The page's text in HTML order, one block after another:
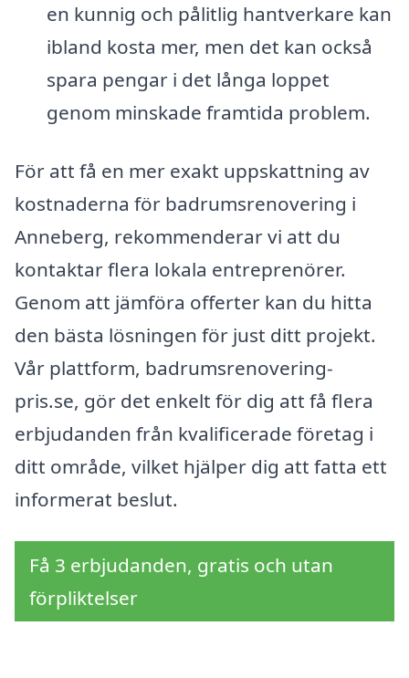
en kunnig och pålitlig hantverkare kan
ibland kosta mer, men det kan också
spara pengar i det långa loppet
genom minskade framtida problem.
För att få en mer exakt uppskattning av
kostnaderna för badrumsrenovering i
Anneberg, rekommenderar vi att du
kontaktar flera lokala entreprenörer.
Genom att jämföra offerter kan du hitta
den bästa lösningen för just ditt projekt.
Vår plattform, badrumsrenovering-
pris.se, gör det enkelt för dig att få flera
erbjudanden från kvalificerade företag i
ditt område, vilket hjälper dig att fatta ett
informerat beslut.
Få 3 erbjudanden, gratis och utan
förpliktelser